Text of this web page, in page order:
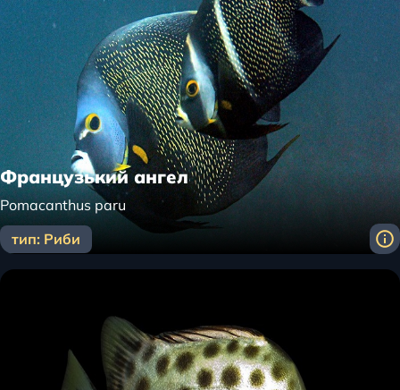
Французький ангел
Pomacanthus paru
тип: Риби